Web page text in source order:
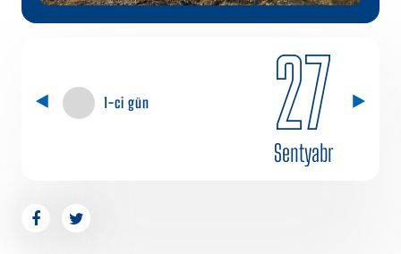
1-ci gün 27
Sentyabr